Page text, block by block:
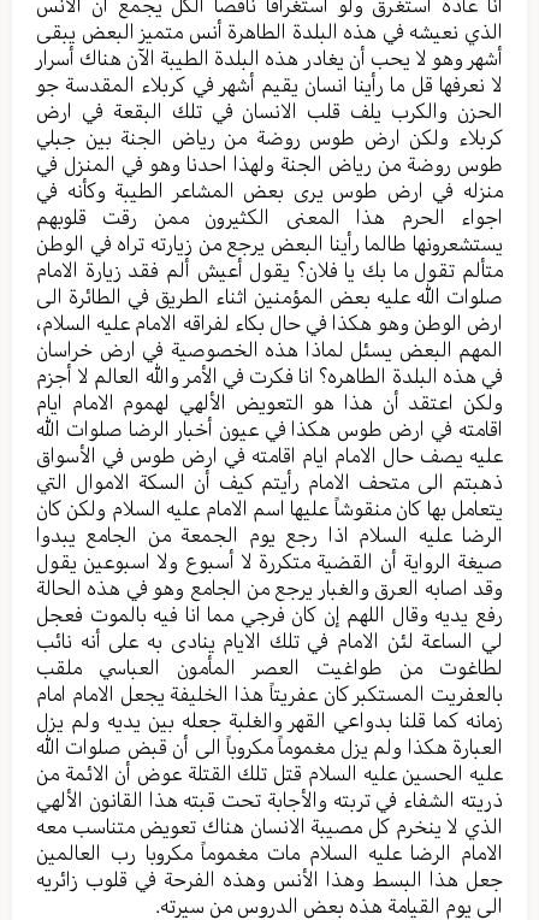
الذي نعيشه في هذه البلدة الطاهرة أنس متميز البعض يبقى
أشهر وهو لا يحب أن يغادر هذه البلدة الطيبة الآن هناك أسرار
لا نعرفها قل ما رأينا انسان يقيم أشهر في كربلاء المقدسة جو
الحزن والكرب يلف قلب الانسان في تلك البقعة في ارض
كربلاء ولكن ارض طوس روضة من رياض الجنة بين جبلي
طوس روضة من رياض الجنة ولهذا احدنا وهو في المنزل في
منزله في ارض طوس يرى بعض المشاعر الطيبة وكأنه في
اجواء الحرم هذا المعنى الكثيرون ممن رقت قلوبهم
يستشعرونها طالما رأينا البعض يرجع من زيارته تراه في الوطن
متألم تقول ما بك يا فلان؟ يقول أعيش ألم فقد زيارة الامام
صلوات الله عليه بعض المؤمنين اثناء الطريق في الطائرة الى
ارض الوطن وهو هكذا في حال بكاء لفراقه الامام عليه السلام،
المهم البعض يسئل لماذا هذه الخصوصية في ارض خراسان
في هذه البلدة الطاهره؟ انا فكرت في الأمر والله العالم لا أجزم
ولكن اعتقد أن هذا هو التعويض الألهي لهموم الامام ايام
اقامته في ارض طوس هكذا في عيون أخبار الرضا صلوات الله
عليه يصف حال الامام ايام اقامته في ارض طوس في الأسواق
ذهبتم الى متحف الامام رأيتم كيف أن السكة الاموال التي
يتعامل بها كان منقوشاً عليها اسم الامام عليه السلام ولكن كان
الرضا عليه السلام اذا رجع يوم الجمعة من الجامع يبدوا
صيغة الرواية أن القضية متكررة لا أسبوع ولا اسبوعين يقول
وقد اصابه العرق والغبار يرجع من الجامع وهو في هذه الحالة
رفع يديه وقال اللهم إن كان فرجي مما انا فيه بالموت فعجل
لي الساعة لئن الامام في تلك الايام ينادى به على أنه نائب
لطاغوت من طواغيت العصر المأمون العباسي ملقب
بالعفريت المستكبر كان عفريتاً هذا الخليفة يجعل الامام امام
زمانه كما قلنا بدواعي القهر والغلبة جعله بين يديه ولم يزل
العبارة هكذا ولم يزل مغموماً مكروباً الى أن قبض صلوات الله
عليه الحسين عليه السلام قتل تلك القتلة عوض أن الائمة من
ذريته الشفاء في تربته والأجابة تحت قبته هذا القانون الألهي
الذي لا ينخرم كل مصيبة الانسان هناك تعويض متناسب معه
الامام الرضا عليه السلام مات مغموماً مكروبا رب العالمين
جعل هذا البسط وهذا الأنس وهذه الفرحة في قلوب زائريه
الى يوم القيامة هذه بعض الدروس من سيرته.